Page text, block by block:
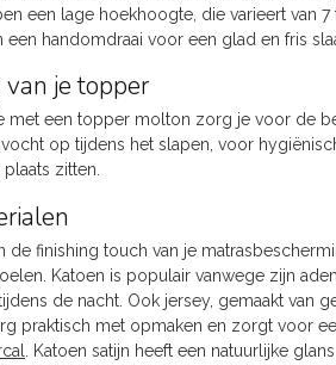
een lage hoekhoogte, die varieert van
handomdraai voor een glad en fris
je topper
met een topper molton zorg je voor de
op tijdens het slapen, voor
zitten.
finishing touch van je
Katoen is populair vanwege zijn
de nacht. Ook jersey, gemaakt van
praktisch met opmaken en zorgt voor
. Katoen satijn heeft een natuurlijke